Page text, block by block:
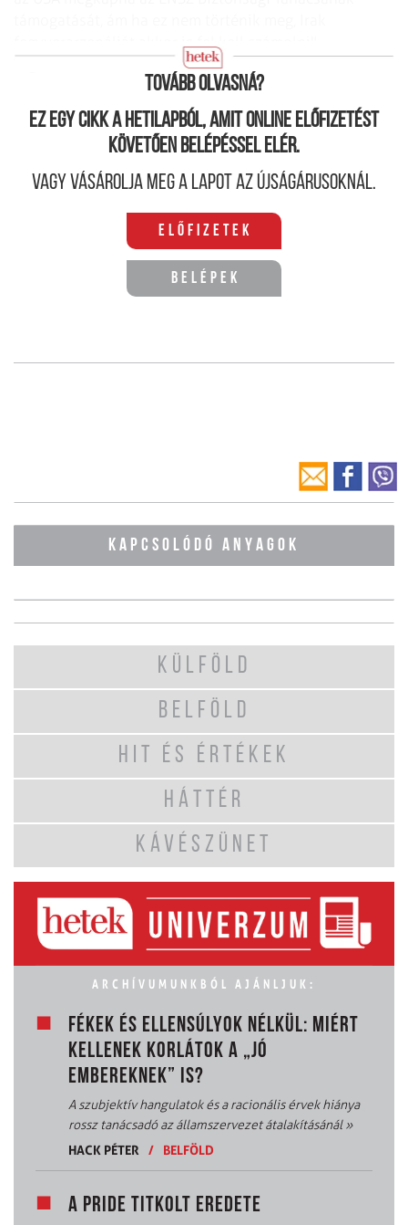
Tovább olvasná?
Ez egy cikk a hetilapból, amit online előfizetést
követően belépéssel elér.
Vagy vásárolja meg a lapot az újságárusoknál.
Előfizetek
Belépek
KAPCSOLÓDÓ ANYAGOK
KÜLFÖLD
BELFÖLD
HIT ÉS ÉRTÉKEK
HÁTTÉR
KÁVÉSZÜNET
ARCHÍVUMUNKBÓL AJÁNLJUK:
FÉKEK ÉS ELLENSÚLYOK NÉLKÜL: MIÉRT
KELLENEK KORLÁTOK A „JÓ
EMBEREKNEK” IS?
A szubjektív hangulatok és a racionális érvek hiánya
rossz tanácsadó az államszervezet átalakításánál»
HACK PÉTER
/ BELFÖLD
A PRIDE TITKOLT EREDETE